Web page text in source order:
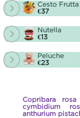
Cesto Frutta
€37
Nutella
€13
Peluche
€23
Copribara
cymbidium
anthurium